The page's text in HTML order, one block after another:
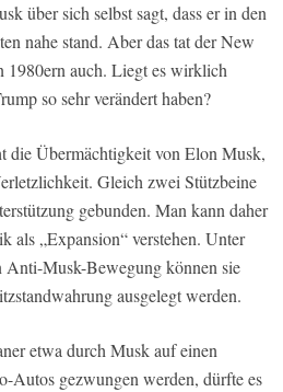
über sich selbst sagt, dass er in den
nahe stand. Aber das tat der New
auch. Liegt es wirklich
so sehr verändert haben?
die Übermächtigkeit von Elon Musk,
Gleich zwei Stützbeine
gebunden. Man kann daher
als „Expansion“ verstehen. Unter
Anti-Musk-Bewegung können sie
ausgelegt werden.
etwa durch Musk auf einen
Autos gezwungen werden, dürfte es